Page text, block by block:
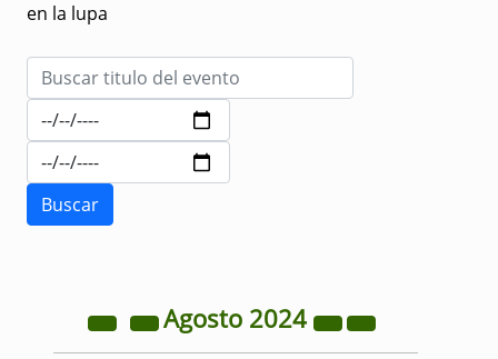
en la lupa
Agosto 2024